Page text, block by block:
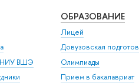
НИУ ВШЭ
ОБРАЗОВАНИЕ
Лицей
Довузовская
Олимпиады
Прием в бакалавриат